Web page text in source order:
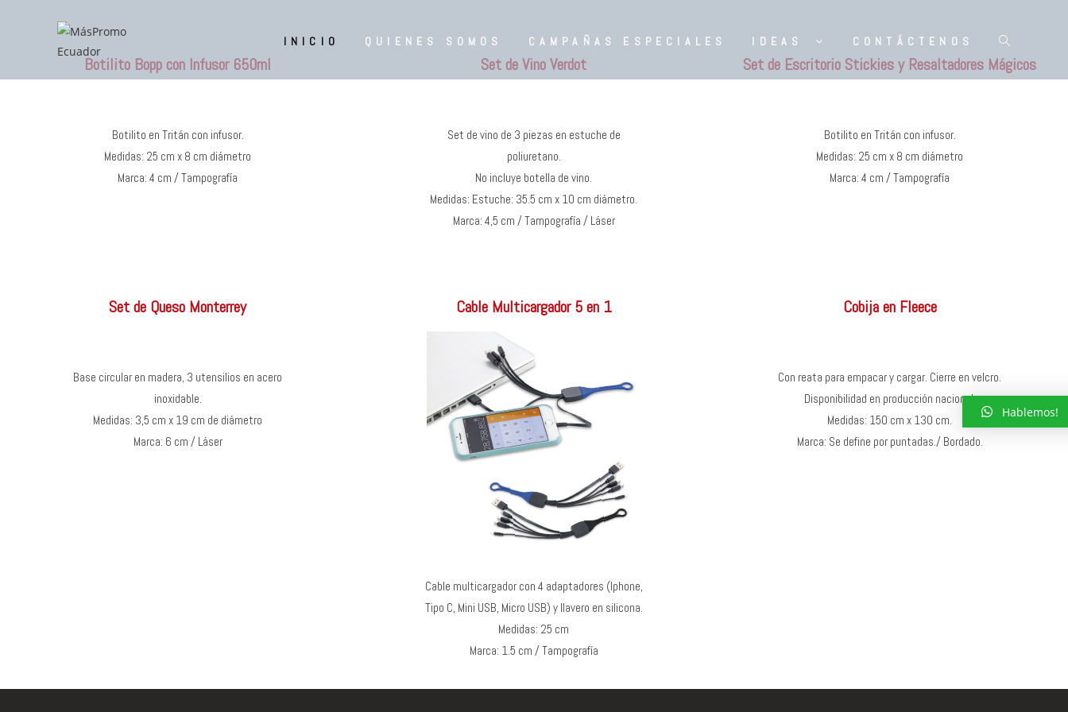
INICIO QUIENES SOMOS CAMPAÑAS ESPECIALES IDEAS CONTÁCTENOS
Botilito Bopp con Infusor 650ml
Botilito en Tritán con infusor.
Medidas: 25 cm x 8 cm diámetro
Marca: 4 cm / Tampografía
Set de Vino Verdot
Set de vino de 3 piezas en estuche de
poliuretano.
No incluye botella de vino.
Medidas: Estuche: 35.5 cm x 10 cm diámetro.
Marca: 4,5 cm / Tampografía / Láser
Set de Escritorio Stickies y Resaltadores Mágicos
Botilito en Tritán con infusor.
Medidas: 25 cm x 8 cm diámetro
Marca: 4 cm / Tampografía
Set de Queso Monterrey
Base circular en madera, 3 utensilios en acero
inoxidable.
Medidas: 3,5 cm x 19 cm de diámetro
Marca: 6 cm / Láser
Cable Multicargador 5 en 1
Cable multicargador con 4 adaptadores (Iphone,
Tipo C, Mini USB, Micro USB) y llavero en silicona.
Medidas: 25 cm
Marca: 1.5 cm / Tampografía
Cobija en Fleece
Con reata para empacar y cargar. Cierre en velcro.
Disponibilidad en producción nacional.
Medidas: 150 cm x 130 cm.
Marca: Se define por puntadas./ Bordado.
Hablemos!